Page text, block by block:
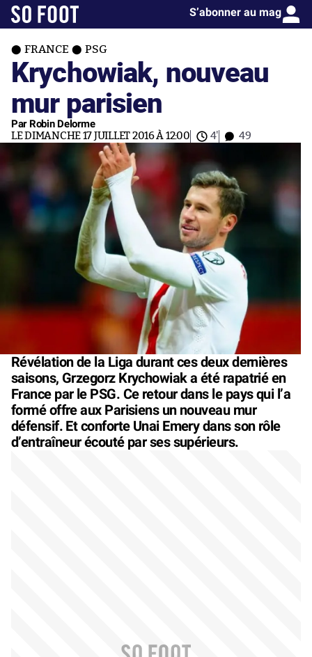
S’abonner au mag
FRANCE PSG
Krychowiak, nouveau
mur parisien
Par Robin Delorme
LE DIMANCHE 17 JUILLET 2016 À 12:00 4' 49
Révélation de la Liga durant ces deux dernières
saisons, Grzegorz Krychowiak a été rapatrié en
France par le PSG. Ce retour dans le pays qui l’a
formé offre aux Parisiens un nouveau mur
défensif. Et conforte Unai Emery dans son rôle
d’entraîneur écouté par ses supérieurs.